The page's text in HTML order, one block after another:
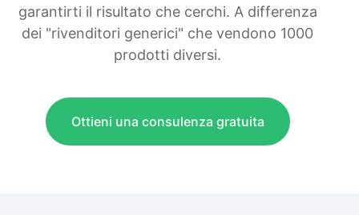
garantirti il risultato che cerchi. A differenza
dei "rivenditori generici" che vendono 1000
prodotti diversi.
Ottieni una consulenza gratuita